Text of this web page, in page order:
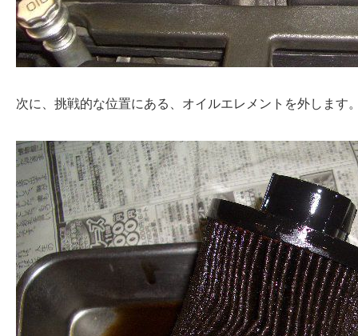
次に、挑戦的な位置にある、オイルエレメントを外します